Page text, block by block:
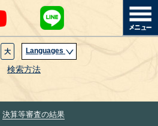
大 Languages
検索方法
決算等審査の結果